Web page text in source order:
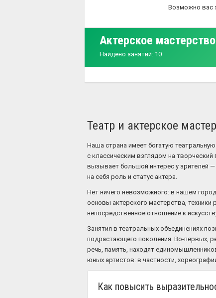
Возможно вас
Актерское
Найдено занятий: 10
Театр и актерское
Наша страна имеет богатую
с классическим взглядом на
вызывает большой интерес у зрителей —
на себя роль и статус актера.
Нет ничего невозможного: в нашем
основы актерского мастерства,
непосредственное отношение к
Занятия в театральных объединениях
подрастающего поколения. Во-первых,
речь, память, находят
юных артистов: в частности,
Как повысить